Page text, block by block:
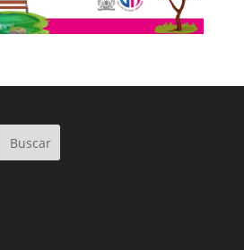
Buscar